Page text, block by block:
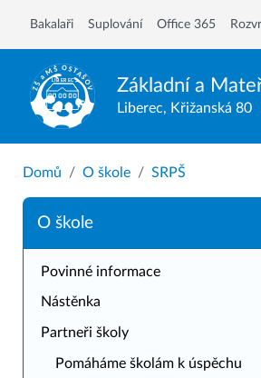
Základní a
Liberec, Křižanská 80
Bakalaři Suplování Office 365
Domů O škole SRPŠ
O škole
Povinné informace
Nástěnka
Partneři školy
Pomáháme školám k úspěchu